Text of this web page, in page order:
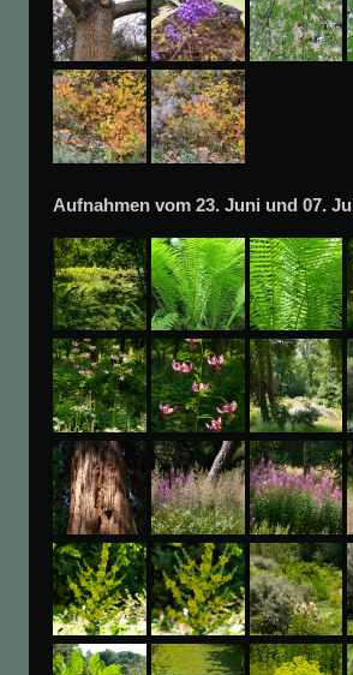
Aufnahmen vom 23. Juni und 07.